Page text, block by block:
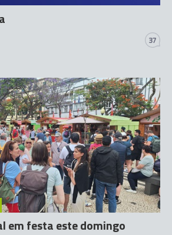
37
em festa este domingo